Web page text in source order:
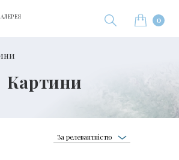
0
Картини
За релевантністю